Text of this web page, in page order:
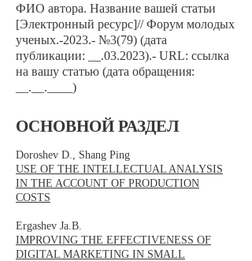
ФИО автора. Название вашей статьи
[Электронный ресурс]// Форум молодых
ученых.-2023.- №3(79) (дата
публикации: __.03.2023).- URL: ссылка
на вашу статью (дата обращения:
__.__.____)
ОСНОВНОЙ РАЗДЕЛ
Doroshev D., Shang Ping
USE OF THE INTELLECTUAL ANALYSIS
IN THE ACCOUNT OF PRODUCTION
COSTS
Ergashev Ja.B.
IMPROVING THE EFFECTIVENESS OF
DIGITAL MARKETING IN SMALL